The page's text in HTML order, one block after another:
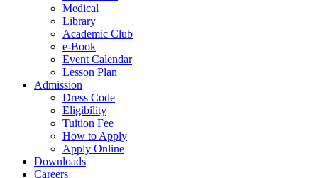
Medical
Library
Academic Club
e-Book
Event Calendar
Lesson Plan
Admission
Dress Code
Eligibility
Tuition Fee
How to Apply
Apply Online
Downloads
Careers